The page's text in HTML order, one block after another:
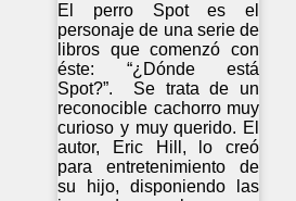
El perro Spot es el
personaje de una serie de
libros que comenzó con
éste: “¿Dónde está
Spot?”. Se trata de un
reconocible cachorro muy
curioso y muy querido. El
autor, Eric Hill, lo creó
para entretenimiento de
su hijo, disponiendo las